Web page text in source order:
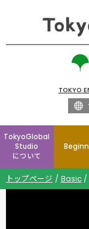
TOKYO
TokyoGlobal
Studio
について
トップページ Basic